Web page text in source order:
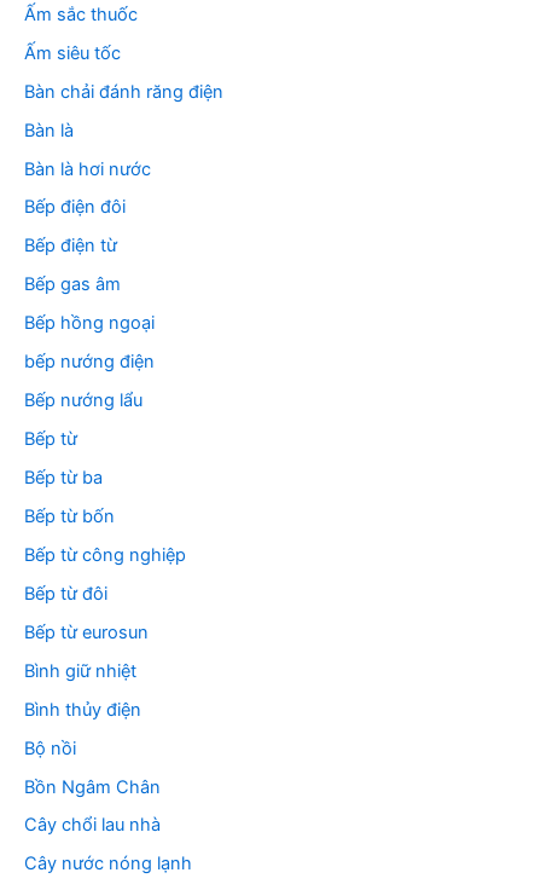
m
Ấm sắc thuốc
Ấm siêu tốc
Bàn chải đánh răng điện
Bàn là
Bàn là hơi nước
Bếp điện đôi
Bếp điện từ
Bếp gas âm
Bếp hồng ngoại
bếp nướng điện
Bếp nướng lẩu
Bếp từ
Bếp từ ba
Bếp từ bốn
Bếp từ công nghiệp
Bếp từ đôi
Bếp từ eurosun
Bình giữ nhiệt
Bình thủy điện
Bộ nồi
Bồn Ngâm Chân
Cây chổi lau nhà
Cây nước nóng lạnh